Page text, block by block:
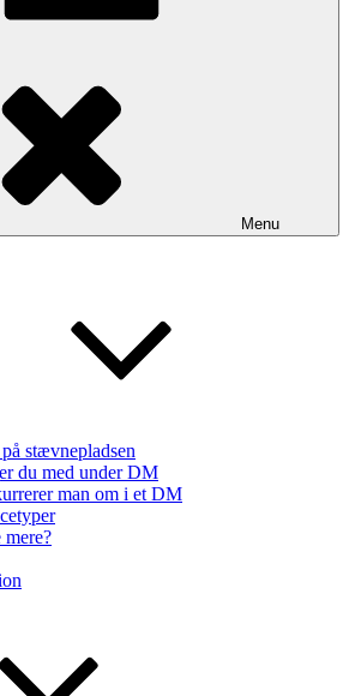
Menu
stævnepladsen
du med under DM
man om i et DM